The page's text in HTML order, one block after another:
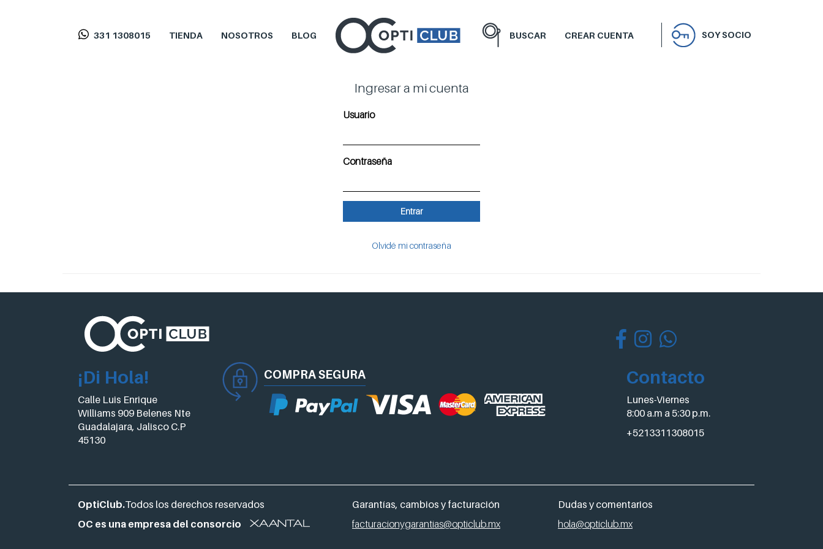
331 1308015 TIENDA NOSOTROS BLOG BUSCAR CREAR CUENTA SOY SOCIO
Ingresar a mi cuenta
Usuario
Contraseña
Entrar
Olvidé mi contraseña
¡Di Hola!
Calle Luis Enrique
Williams 909 Belenes Nte
Guadalajara, Jalisco C.P
45130
COMPRASEGURA Contacto
Lunes-Viernes
8:00 a.m a 5:30 p.m.
+5213311308015
OptiClub.Todos los derechos reservados
OC es una empresa del consorcio
Garantías, cambios y facturación
facturacionygarantias@opticlub.mx
Dudas y comentarios
hola@opticlub.mx